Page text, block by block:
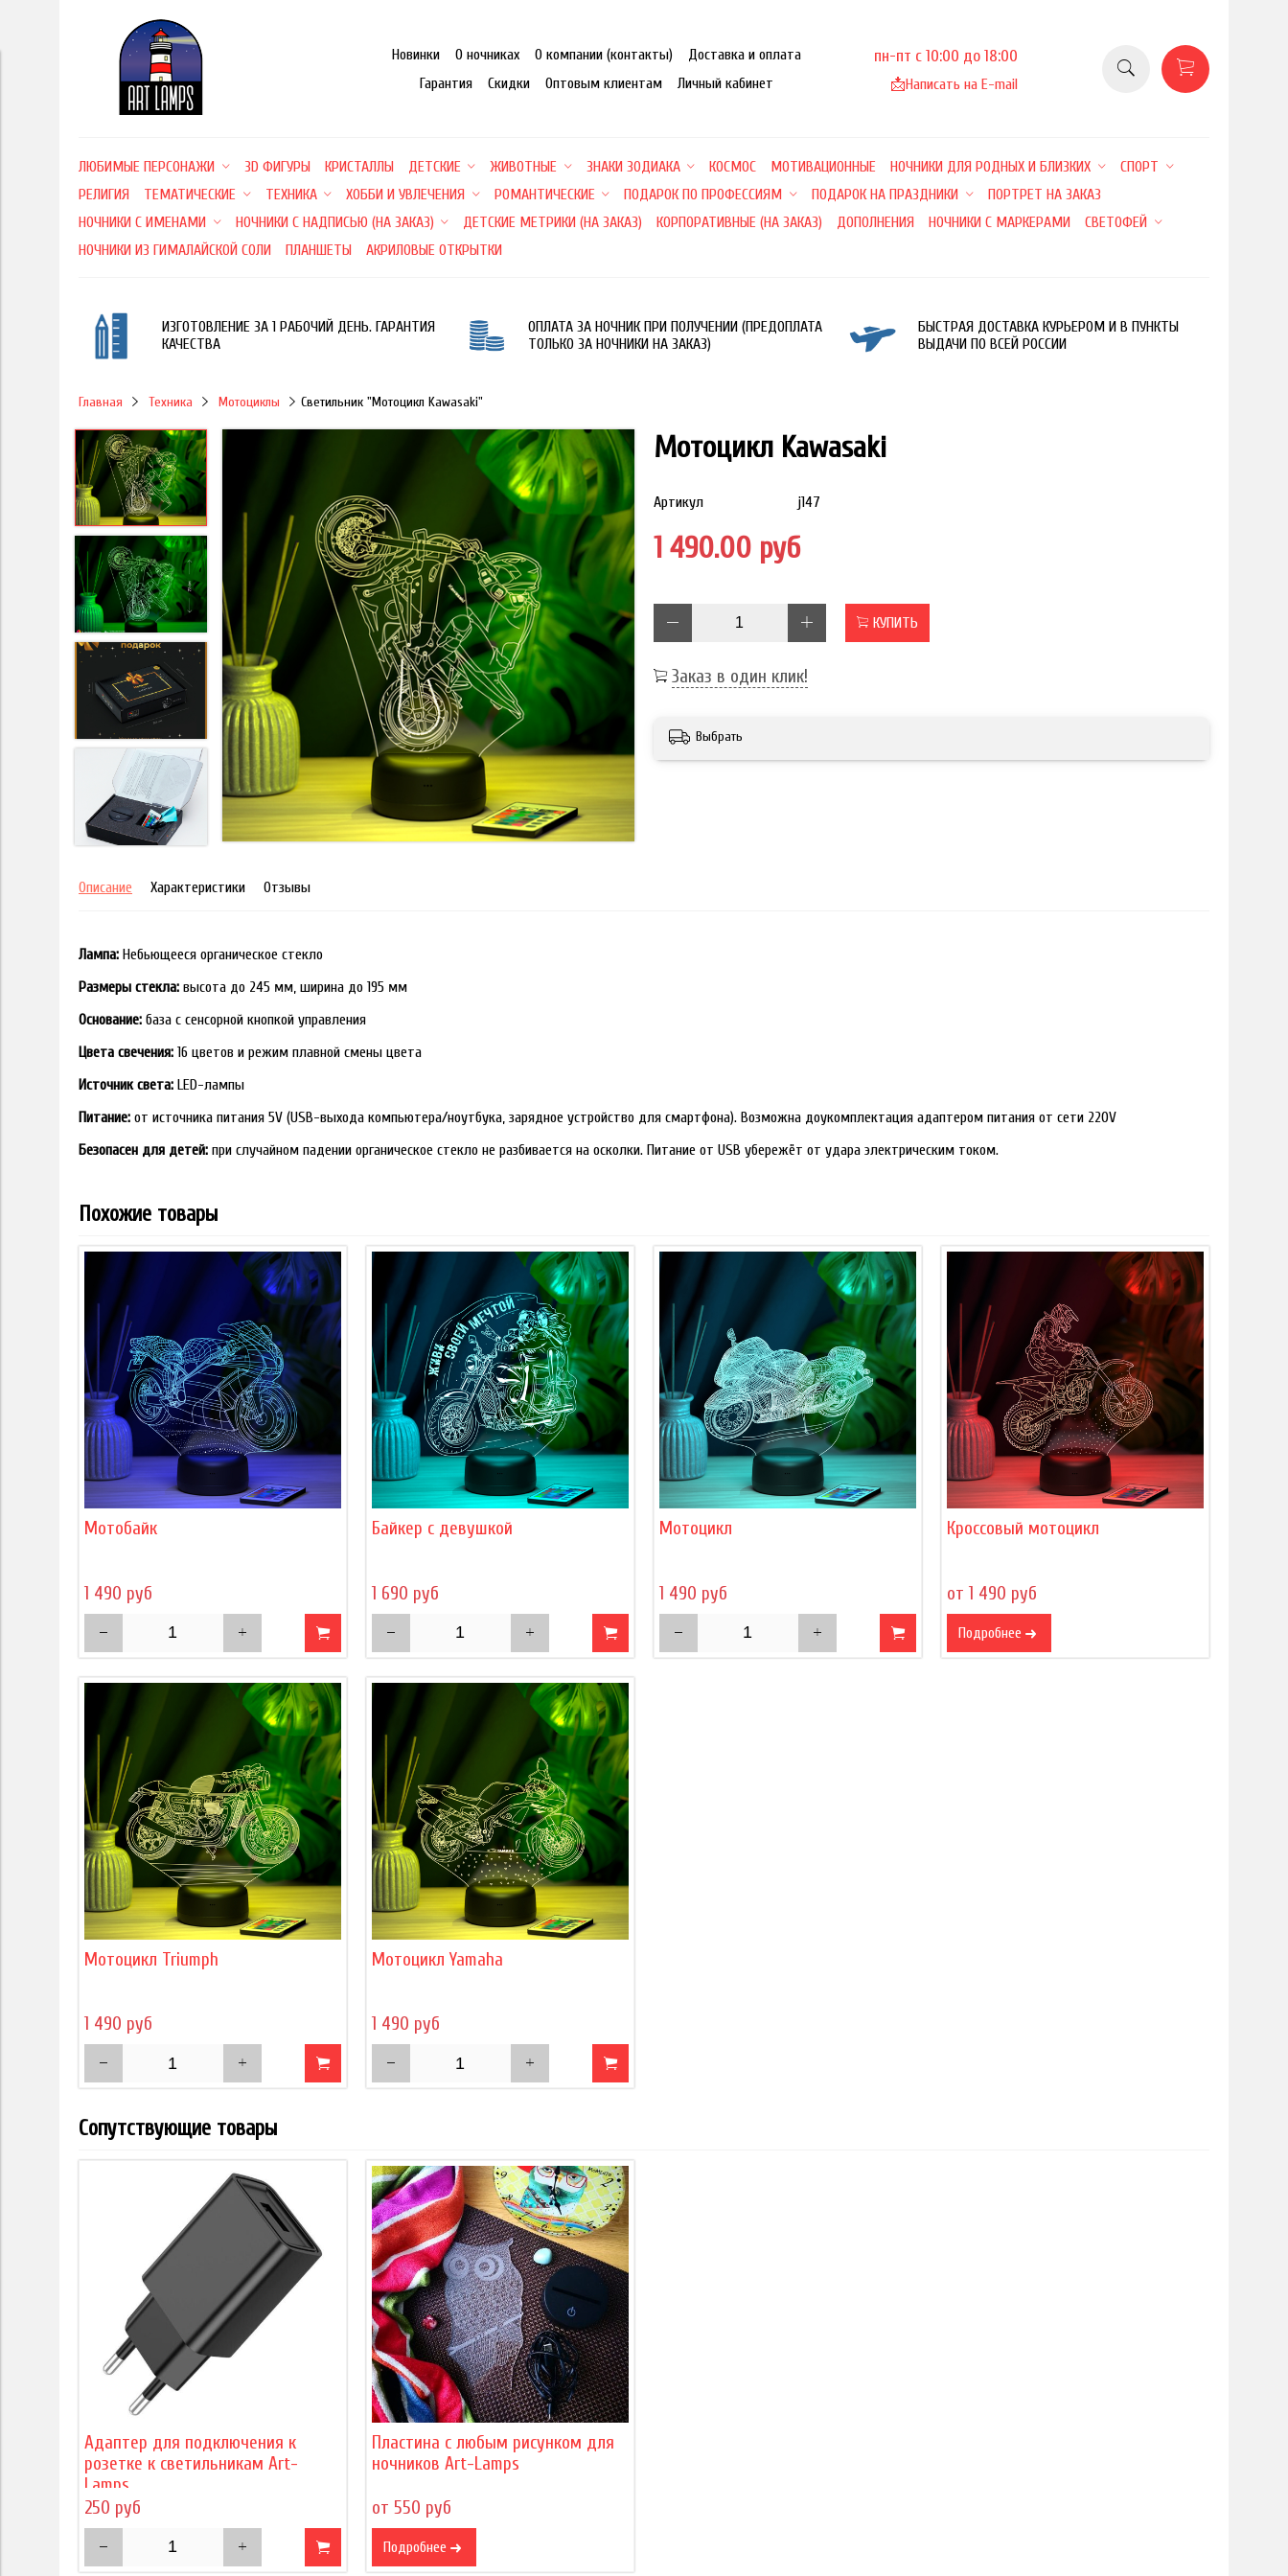
Новинки О ночниках О компании (контакты)
Доставка и оплата
Гарантия
Скидки Оптовым клиентам Личный кабинет
пн-пт с 10:00 до 18:00
📩Написать на E-mail
ЛЮБИМЫЕ ПЕРСОНАЖИ 3D ФИГУРЫ КРИСТАЛЛЫ ДЕТСКИЕ ЖИВОТНЫЕ ЗНАКИ ЗОДИАКА КОСМОС МОТИВАЦИОННЫЕ НОЧНИКИ ДЛЯ РОДНЫХ И БЛИЗКИХ
СПОРТ
РЕЛИГИЯ
ТЕМАТИЧЕСКИЕ ТЕХНИКА ХОББИ И УВЛЕЧЕНИЯ РОМАНТИЧЕСКИЕ ПОДАРОК ПО ПРОФЕССИЯМ ПОДАРОК НА ПРАЗДНИКИ
ПОРТРЕТ НА ЗАКАЗ
НОЧНИКИ С ИМЕНАМИ
НОЧНИКИ С НАДПИСЬЮ (НА ЗАКАЗ) ДЕТСКИЕ МЕТРИКИ (НА ЗАКАЗ) КОРПОРАТИВНЫЕ (НА ЗАКАЗ) ДОПОЛНЕНИЯ НОЧНИКИ С МАРКЕРАМИ
СВЕТОФЕЙ
НОЧНИКИ ИЗ ГИМАЛАЙСКОЙ СОЛИ
ПЛАНШЕТЫ АКРИЛОВЫЕ ОТКРЫТКИ
ИЗГОТОВЛЕНИЕ ЗА 1 РАБОЧИЙ ДЕНЬ. ГАРАНТИЯ
КАЧЕСТВА
ОПЛАТА ЗА НОЧНИК ПРИ ПОЛУЧЕНИИ (ПРЕДОПЛАТА
ТОЛЬКО ЗА НОЧНИКИ НА ЗАКАЗ)
БЫСТРАЯ ДОСТАВКА КУРЬЕРОМ И В ПУНКТЫ
ВЫДАЧИ ПО ВСЕЙ РОССИИ
Главная Техника Мотоциклы Светильник "Мотоцикл Kawasaki"
Мотоцикл Kawasaki
Артикул j147
1 490.00 руб
КУПИТЬ
Заказ в один клик!
Выбрать
Описание Характеристики Отзывы
Лампа: Небьющееся органическое стекло
Размеры стекла: высота до 245 мм, ширина до 195 мм
Основание: база с сенсорной кнопкой управления
Цвета свечения: 16 цветов и режим плавной смены цвета
Источник света: LED-лампы
Питание: от источника питания 5V (USB-выхода компьютера/ноутбука, зарядное устройство для смартфона). Возможна доукомплектация адаптером питания от сети 220V
Безопасен для детей: при случайном падении органическое стекло не разбивается на осколки. Питание от USB убережёт от удара электрическим током.
Похожие товары
Мотобайк
1 490 руб
Байкер с девушкой
1 690 руб
Мотоцикл
1 490 руб
Кроссовый мотоцикл
от 1 490 руб
Подробнее
Мотоцикл Triumph
1 490 руб
Мотоцикл Yamaha
1 490 руб
Сопутствующие товары
Адаптер для подключения к
розетке к светильникам Art-
Lamps
250 руб
Пластина с любым рисунком для
ночников Art-Lamps
от 550 руб
Подробнее